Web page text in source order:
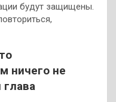
будут защищены.
ничего не